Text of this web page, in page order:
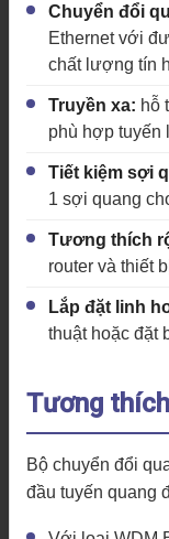
Chuyển đổi
Ethernet với
chất lượng tín
Truyền xa: hỗ
phù hợp tuyến
Tiết kiệm sợi
1 sợi quang
Tương thích
router và thiết
Lắp đặt linh
thuật hoặc đặt
Tương
Bộ chuyển đổi
đầu tuyến quang